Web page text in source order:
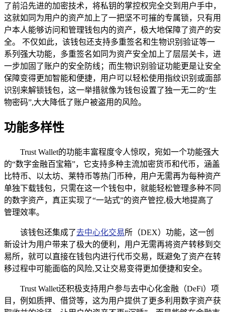
了前沿先进的加密技术，将私钥的掌控权完全交到用户手中，
这就如同为用户的资产加上了一把坚不可摧的专属锁，只有用
户本人能够访问和管理钱包内的资产，极大地保障了资产的安
全。 不仅如此，该钱包还支持多重签名和生物识别验证等一
系列强大功能，多重签名如同为资产安全加上了层层关卡，进
一步加固了账户的安全防线；而生物识别验证功能更是让安全
保障变得更加智能和便捷，用户可以轻松使用指纹识别或面部
识别来解锁钱包，这一举措就像为钱包设置了独一无二的“生
物密码”,大大降低了账户被盗用的风险。
功能多样性
Trust Wallet的功能丰富程度令人惊叹，宛如一个功能强大
的“数字金融百宝箱”，它支持多种主流加密货币和代币，涵盖
比特币、以太坊、莱特币等热门币种，用户无需再为每种资产
单独下载钱包，只需在这一个钱包中，就能轻松管理多种不同
的数字资产，真正实现了“一站式”的资产管控,极大地提高了
管理效率。
该钱包还集成了去中心化交易所（DEX）功能，这一创
新设计为用户带来了极大的便利，用户无需再将资产转移到交
易所，就可以直接在钱包内进行代币交易，既避免了资产在转
移过程中可能面临的风险,又让交易变得更加便捷和安全。
Trust Wallet还积极支持用户参与去中心化金融（DeFi）项
目，例如质押、借贷等，这为用户提供了更多利用数字资产获